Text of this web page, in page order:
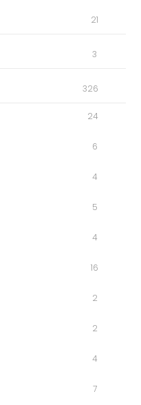
21
3
326
24
6
4
5
4
16
2
2
4
7